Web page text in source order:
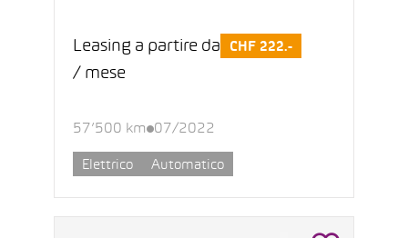
Leasing a partire da CHF 222.-
/ mese
57’500 km 07/2022
Elettrico Automatico